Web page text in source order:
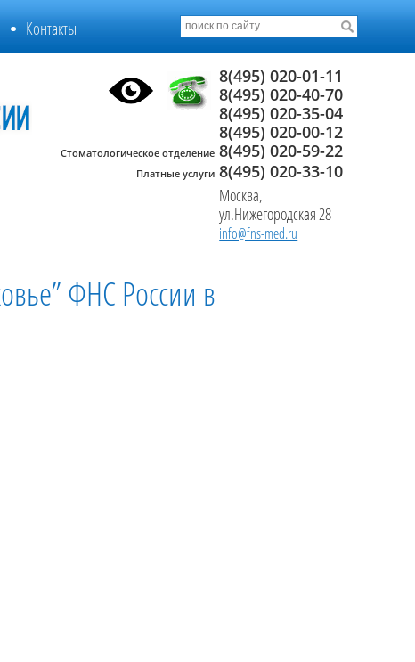
Контакты
8(495) 020-01-11
8(495) 020-40-70
8(495) 020-35-04
8(495) 020-00-12
Стоматологическое отделение 8(495) 020-59-22
Платные услуги 8(495) 020-33-10
Москва,
ул.Нижегородская 28
info@fns-med.ru
ФНС России в